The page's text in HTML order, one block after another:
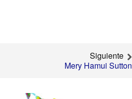
Siguiente
Mery Hamui Sutton